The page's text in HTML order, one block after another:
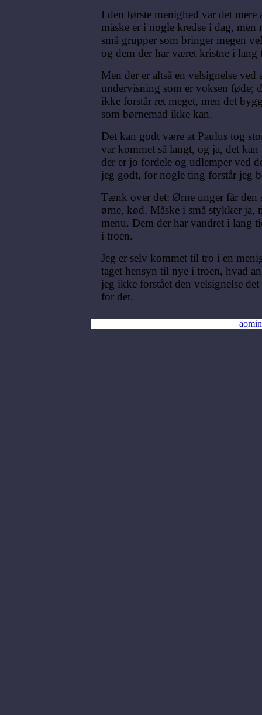
I den første menighed var det
måske er i nogle kredse i dag,
små grupper som bringer megen
og dem der har været kristne i lang
Men der er altså en velsignelse ved
undervisning som er voksen føde;
ikke forstår ret meget, men det
som børnemad ikke kan.
Det kan godt være at Paulus tog
var kommet så langt, og ja, det
der er jo fordele og udlemper ved
jeg godt, for nogle ting forstår jeg
Tænk over det: Ørne unger får den
ørne, kød. Måske i små stykker ja,
menu. Dem der har vandret i lang
i troen.
Jeg er selv kommet til tro i en
taget hensyn til nye i troen, hvad
jeg ikke forstået den velsignelse
for det.